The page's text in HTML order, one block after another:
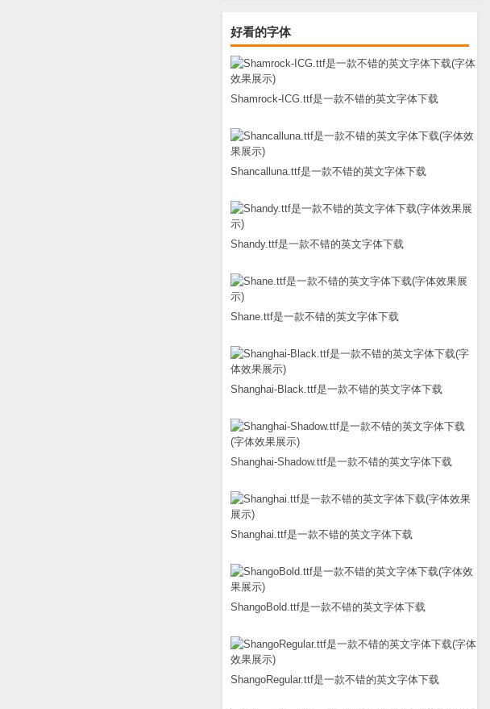
好看的字体
Shamrock-ICG.ttf是一款不错的英文字体下载
Shancalluna.ttf是一款不错的英文字体下载
Shandy.ttf是一款不错的英文字体下载
Shane.ttf是一款不错的英文字体下载
Shanghai-Black.ttf是一款不错的英文字体下载
Shanghai-Shadow.ttf是一款不错的英文字体下载
Shanghai.ttf是一款不错的英文字体下载
ShangoBold.ttf是一款不错的英文字体下载
ShangoRegular.ttf是一款不错的英文字体下载